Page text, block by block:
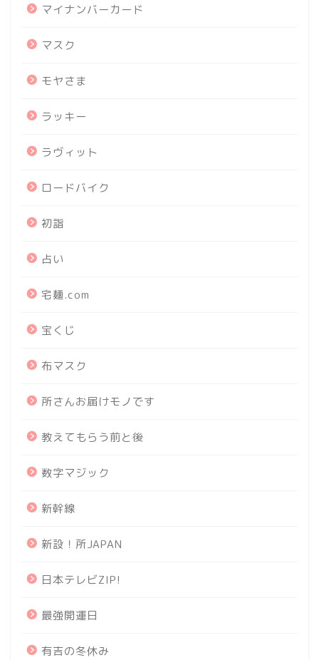
マイナンバーカード
マスク
モヤさま
ラッキー
ラヴィット
ロードバイク
初詣
占い
宅麺.com
宝くじ
布マスク
所さんお届けモノです
教えてもらう前と後
数字マジック
新幹線
新設！所JAPAN
日本テレビZIP!
最強開運日
有吉の冬休み